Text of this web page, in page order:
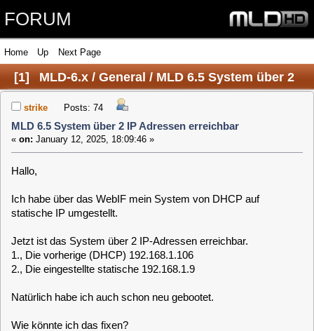
FORUM
[1] MLD-6.x / General / MLD 6.5 System über 2
IP Adressen erreichbar
strike Posts: 74
MLD 6.5 System über 2 IP Adressen erreichbar
Hallo,
Ich habe über das WebIF mein System von DHCP auf
statische IP umgestellt.
Jetzt ist das System über 2 IP-Adressen erreichbar.
1., Die vorherige (DHCP) 192.168.1.106
Natürlich habe ich auch schon neu gebootet.
Wie könnte ich das fixen?
Grüße